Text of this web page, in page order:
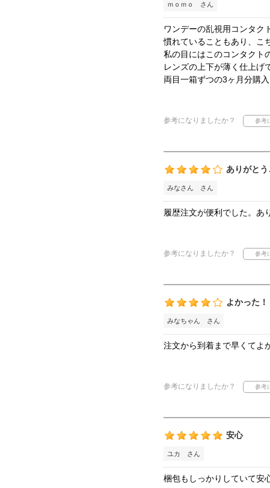
ｍｏｍｏ さん
ワンデーの乱視用コンタク
慣れていることもあり、こ
私の目にはこのコンタクト
レンズの上下が薄く仕上げ
両目一箱ずつの3ヶ月分購
参考になりましたか？
ありがとう
みなさん さん
履歴注文が便利でした。あ
参考になりましたか？
よかった！
みなちゃん さん
注文から到着まで早くてよ
参考になりましたか？
安心
ユカ さん
梱包もしっかりしていて安